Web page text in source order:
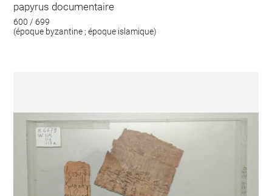
papyrus documentaire
600 / 699
(époque byzantine ; époque islamique)